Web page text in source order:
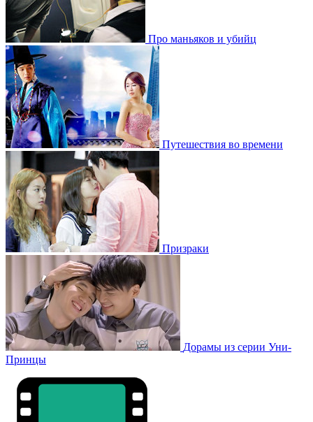
Про маньяков и убийц
Путешествия во времени
Призраки
Дорамы из серии Уни-
Принцы